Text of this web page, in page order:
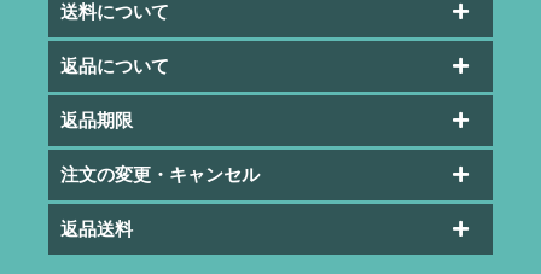
送料について
返品について
返品期限
注文の変更・キャンセル
返品送料